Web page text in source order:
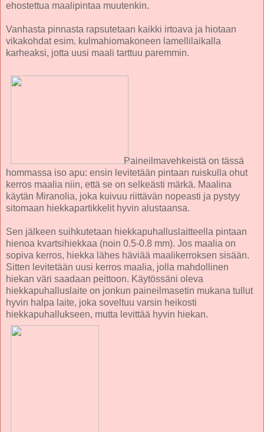
ehostettua maalipintaa muutenkin.
Vanhasta pinnasta rapsutetaan kaikki irtoava ja hiotaan
vikakohdat esim. kulmahiomakoneen lamellilaikalla
karheaksi, jotta uusi maali tarttuu paremmin.
Paineilmavehkeistä on tässä
hommassa iso apu: ensin levitetään pintaan ruiskulla ohut
kerros maalia niin, että se on selkeästi märkä. Maalina
käytän Miranolia, joka kuivuu riittävän nopeasti ja pystyy
sitomaan hiekkapartikkelit hyvin alustaansa.
Sen jälkeen suihkutetaan hiekkapuhalluslaitteella pintaan
hienoa kvartsihiekkaa (noin 0.5-0.8 mm). Jos maalia on
sopiva kerros, hiekka lähes häviää maalikerroksen sisään.
Sitten levitetään uusi kerros maalia, jolla mahdollinen
hiekan väri saadaan peittoon. Käytössäni oleva
hiekkapuhalluslaite on jonkun paineilmasetin mukana tullut
hyvin halpa laite, joka soveltuu varsin heikosti
hiekkapuhallukseen, mutta levittää hyvin hiekan.